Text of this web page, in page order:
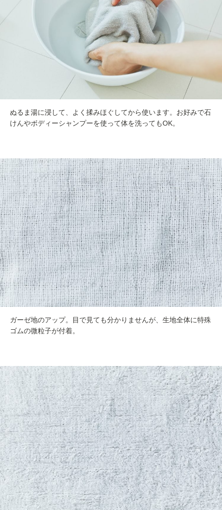
ぬるま湯に浸して、よく揉みほぐしてから使います。お好みで石
けんやボディーシャンプーを使って体を洗ってもOK。
ガーゼ地のアップ。目で見ても分かりませんが、生地全体に特殊
ゴムの微粒子が付着。